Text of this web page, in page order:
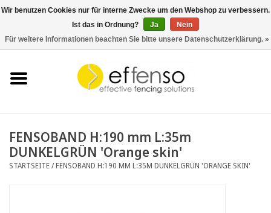
Beleuchtung
FENSOBAND H:190 mm L:35m
DUNKELGRÜN 'Orange skin'
STARTSEITE /FENSOBAND H:190 MM L:35M DUNKELGRÜN 'ORANGE SKIN'
Wir benutzen Cookies nur für interne Zwecke um den Webshop zu verbessern.
Ist das in Ordnung?
Ja
Nein
Für weitere Informationen beachten Sie bitte unsere Datenschutzerklärung. »